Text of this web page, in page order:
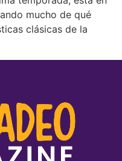
mucho de qué
clásicas de la